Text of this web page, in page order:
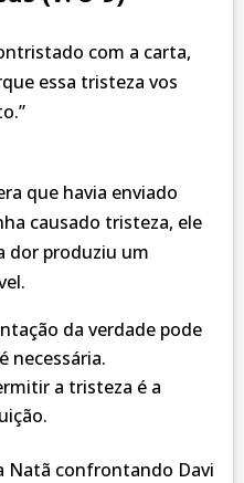
com a carta,
essa tristeza vos
que havia enviado
causado tristeza, ele
dor produziu um
da verdade pode
necessária.
a tristeza é a
Natã confrontando Davi